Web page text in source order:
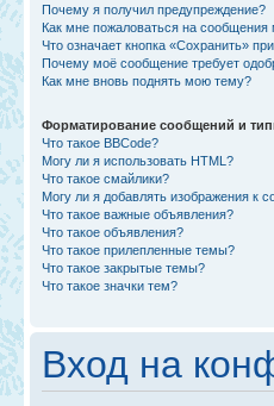
Почему я получил предупреждение?
Как мне пожаловаться на сообщения
Что означает кнопка «Сохранить»
Почему моё сообщение требует
Как мне вновь поднять мою тему?
Форматирование сообщений и
Что такое BBCode?
Могу ли я использовать HTML?
Что такое смайлики?
Могу ли я добавлять изображения к
Что такое важные объявления?
Что такое объявления?
Что такое прилепленные темы?
Что такое закрытые темы?
Что такое значки тем?
Вход на